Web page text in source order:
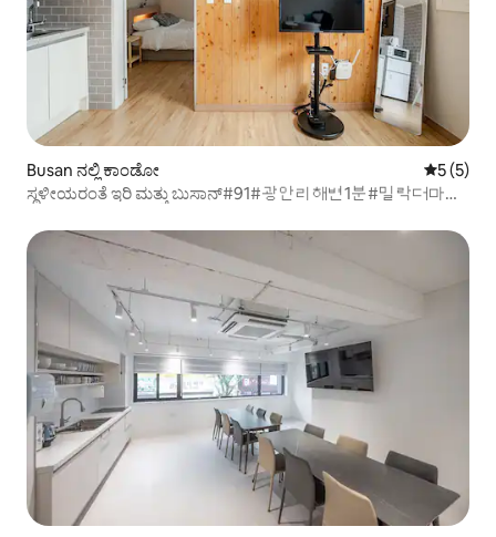
Busan ನಲ್ಲಿ ಕಾಂಡೋ 5 ರಲ್ಲಿ 5
5 (5)
ಸ್ಥಳೀಯರಂತೆ ಇರಿ ಮತ್ತು ಬುಸಾನ್#91#광안리해변1분#밀락더마켓